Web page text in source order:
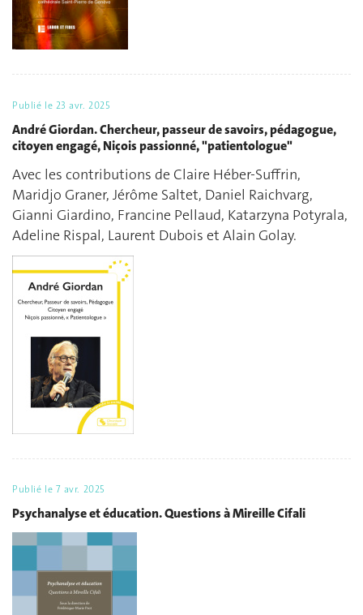
Publié le 23 avr. 2025
André Giordan. Chercheur, passeur de savoirs, pédagogue,
citoyen engagé, Niçois passionné, "patientologue"
Avec les contributions de Claire Héber-Suffrin,
Maridjo Graner, Jérôme Saltet, Daniel Raichvarg,
Gianni Giardino, Francine Pellaud, Katarzyna Potyrala,
Adeline Rispal, Laurent Dubois et Alain Golay.
Publié le 7 avr. 2025
Psychanalyse et éducation. Questions à Mireille Cifali